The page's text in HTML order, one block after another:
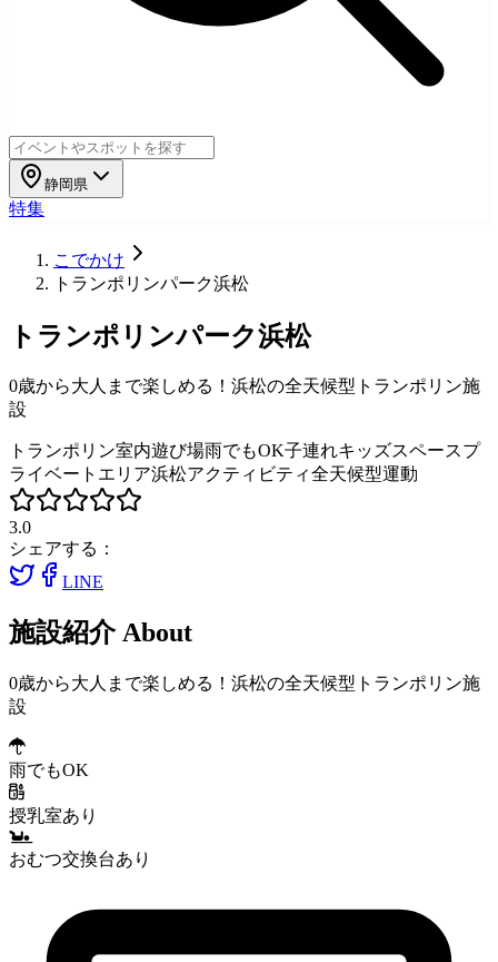
静岡県
特集
こでかけ
トランポリンパーク浜松
トランポリンパーク浜松
0歳から大人まで楽しめる！浜松の全天候型トランポリン施
設
トランポリン室内遊び場雨でもOK子連れキッズスペースプ
ライベートエリア浜松アクティビティ全天候型運動
3.0
シェアする：
LINE
施設紹介 About
0歳から大人まで楽しめる！浜松の全天候型トランポリン施
設
雨でもOK
授乳室あり
おむつ交換台あり